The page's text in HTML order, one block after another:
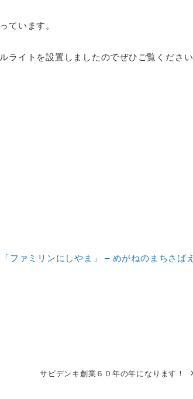
ています。
ライトを設置しましたのでぜひご覧ください
ァミリンにしやま」 – めがねのまちさばえ
サビデンキ創業６０年の年になります！